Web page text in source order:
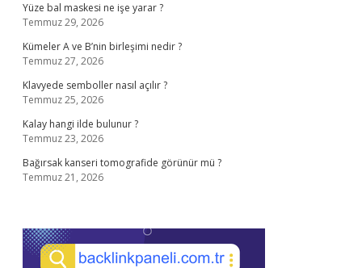
Yüze bal maskesi ne işe yarar ?
Temmuz 29, 2026
Kümeler A ve B’nin birleşimi nedir ?
Temmuz 27, 2026
Klavyede semboller nasıl açılır ?
Temmuz 25, 2026
Kalay hangi ilde bulunur ?
Temmuz 23, 2026
Bağırsak kanseri tomografide görünür mü ?
Temmuz 21, 2026